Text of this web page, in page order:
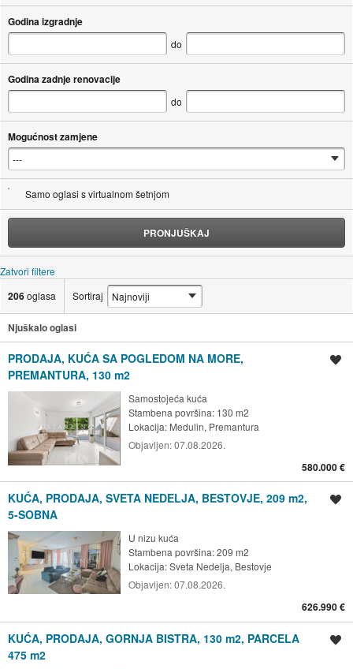
Godina izgradnje
do
Godina zadnje renovacije
do
Mogućnost zamjene
Samo oglasi s virtualnom šetnjom
PRONJUŠKAJ
Zatvori filtere
206oglasa Sortiraj
Njuškalo oglasi
PRODAJA, KUĆA SA POGLEDOM NA MORE,
PREMANTURA, 130 m2
Samostojeća kuća
Stambena površina: 130 m2
Lokacija: Medulin, Premantura
Objavljen:07.08.2026.
580.000 €
KUĆA, PRODAJA, SVETA NEDELJA, BESTOVJE, 209 m2,
5-SOBNA
U nizu kuća
Stambena površina: 209 m2
Lokacija:Sveta Nedelja, Bestovje
Objavljen:07.08.2026.
626.990 €
KUĆA, PRODAJA, GORNJA BISTRA, 130 m2, PARCELA
475 m2